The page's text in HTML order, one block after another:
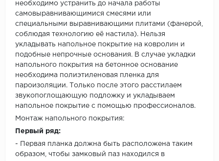
необходимо устранить до начала работы
самовыравнивающимися смесями или
специальными выравнивающими плитами (фанерой,
соблюдая технологию её настила). Нельзя
укладывать напольное покрытие на ковролин и
подобные непрочные основания. В случае укладки
напольного покрытия на бетонное основание
необходима полиэтиленовая пленка для
пароизоляции. Только после этого расстилаем
звукопоглощающую подложку и укладываем
напольное покрытие с помощью профессионалов.
Монтаж напольного покрытия:
Первый ряд:
- Первая планка должна быть расположена таким
образом, чтобы замковый паз находился в